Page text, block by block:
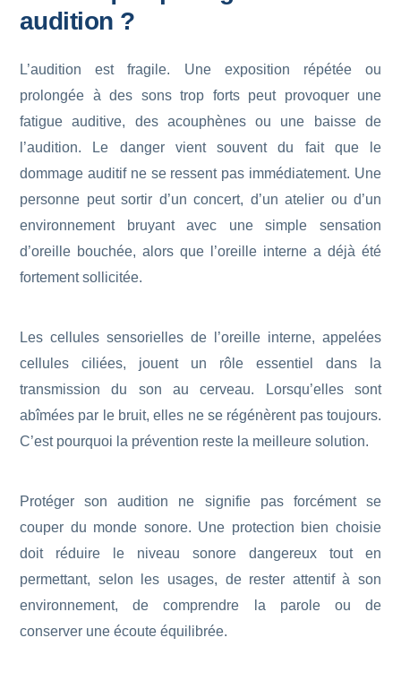
audition ?
L’audition est fragile. Une exposition répétée ou
prolongée à des sons trop forts peut provoquer une
fatigue auditive, des acouphènes ou une baisse de
l’audition. Le danger vient souvent du fait que le
dommage auditif ne se ressent pas immédiatement. Une
personne peut sortir d’un concert, d’un atelier ou d’un
environnement bruyant avec une simple sensation
d’oreille bouchée, alors que l’oreille interne a déjà été
fortement sollicitée.
Les cellules sensorielles de l’oreille interne, appelées
cellules ciliées, jouent un rôle essentiel dans la
transmission du son au cerveau. Lorsqu’elles sont
abîmées par le bruit, elles ne se régénèrent pas toujours.
C’est pourquoi la prévention reste la meilleure solution.
Protéger son audition ne signifie pas forcément se
couper du monde sonore. Une protection bien choisie
doit réduire le niveau sonore dangereux tout en
permettant, selon les usages, de rester attentif à son
environnement, de comprendre la parole ou de
conserver une écoute équilibrée.